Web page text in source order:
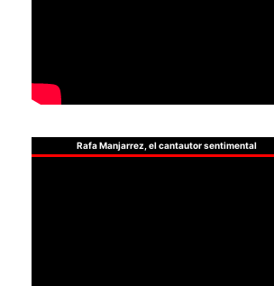
Rafa Manjarrez, el cantautor sentimental